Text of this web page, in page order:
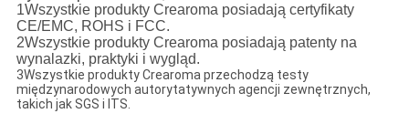
1Wszystkie produkty Crearoma posiadają certyfikaty
CE/EMC, ROHS i FCC.
2Wszystkie produkty Crearoma posiadają patenty na
wynalazki, praktyki i wygląd.
3Wszystkie produkty Crearoma przechodzą testy
międzynarodowych autorytatywnych agencji zewnętrznych,
takich jak SGS i ITS.